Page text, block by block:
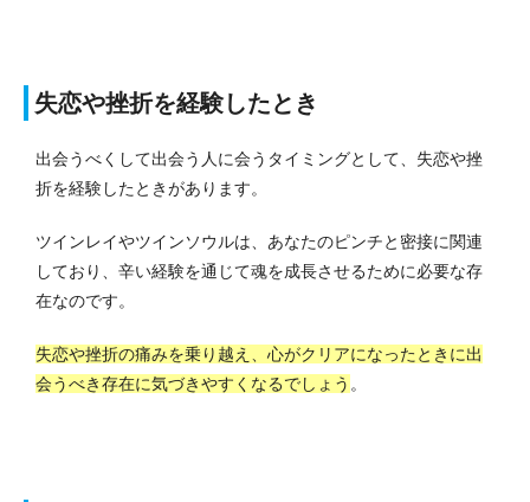
失恋や挫折を経験したとき
出会うべくして出会う人に会うタイミングとして、失恋や挫
折を経験したときがあります。
ツインレイやツインソウルは、あなたのピンチと密接に関連
しており、辛い経験を通じて魂を成長させるために必要な存
在なのです。
失恋や挫折の痛みを乗り越え、心がクリアになったときに出
会うべき存在に気づきやすくなるでしょう 。